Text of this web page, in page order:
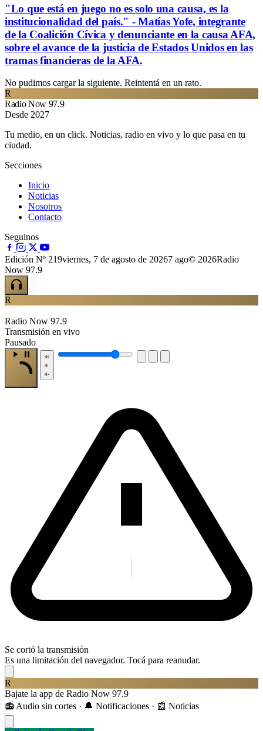
"Lo que está en juego no es solo una causa, es la
institucionalidad del país." - Matías Yofe, integrante
de la Coalición Cívica y denunciante en la causa AFA,
sobre el avance de la justicia de Estados Unidos en las
tramas financieras de la AFA.
No pudimos cargar la siguiente. Reintentá en un rato.
R
Radio Now 97.9
Desde 2027
Tu medio, en un click. Noticias, radio en vivo y lo que pasa en tu
ciudad.
Secciones
Inicio
Noticias
Nosotros
Contacto
Seguinos
Edición Nº 219viernes, 7 de agosto de 20267 ago© 2026Radio
Now 97.9
R
Radio Now 97.9
Transmisión en vivo
Pausado
Se cortó la transmisión
Es una limitación del navegador. Tocá para reanudar.
R
Bajate la app de Radio Now 97.9
📻 Audio sin cortes · 🔔 Notificaciones · 📰 Noticias